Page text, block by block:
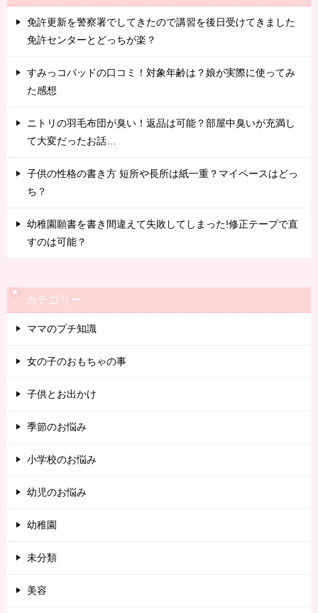
免許更新を警察署でしてきたので講習を後日受けてきました
免許センターとどっちが楽？
すみっコパッドの口コミ！対象年齢は？娘が実際に使ってみ
た感想
ニトリの羽毛布団が臭い！返品は可能？部屋中臭いが充満し
て大変だったお話…
子供の性格の書き方 短所や長所は紙一重？マイペースはどっ
ち？
幼稚園願書を書き間違えて失敗してしまった!修正テープで直
すのは可能？
カテゴリー
ママのプチ知識
女の子のおもちゃの事
子供とお出かけ
季節のお悩み
小学校のお悩み
幼児のお悩み
幼稚園
未分類
美容